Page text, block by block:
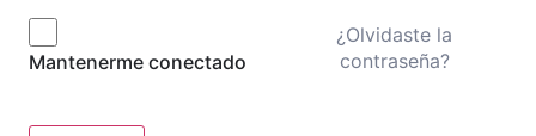
Mantenerme conectado
¿Olvidaste la
contraseña?